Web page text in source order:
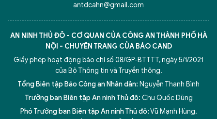
antdcahn@gmail.com
AN NINH THỦ ĐÔ - CƠ QUAN CỦA CÔNG AN THÀNH PHỐ HÀ
NỘI - CHUYÊN TRANG CỦA BÁO CAND
Giấy phép hoạt động báo chí số 08/GP-BTTTT, ngày 5/1/2021
của Bộ Thông tin và Truyền thông.
Tổng Biên tập Báo Công an Nhân dân: Nguyễn Thanh Bình
Trưởng ban Biên tập An ninh Thủ đô: Chu Quốc Dũng
Phó Trưởng ban Biên tập An ninh Thủ đô:Vũ Mạnh Hùng,